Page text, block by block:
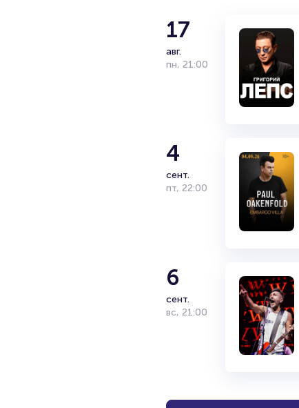
17
авг.
пн, 21:00
4
сент.
пт, 22:00
6
сент.
вс, 21:00